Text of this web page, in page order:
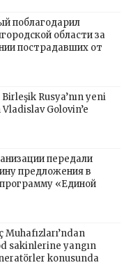
поблагодарил
области за
пострадавших от
Rusya’nın yeni
Golovin’e
передали
предложения в
«Единой
Muhafızları’ndan
sakinlerine yangın
konusunda